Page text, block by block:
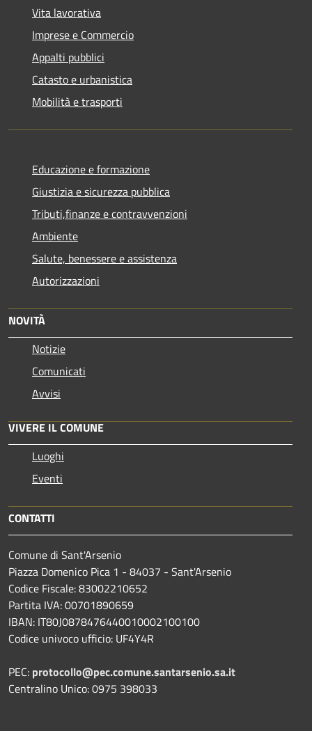
Vita lavorativa
Imprese e Commercio
Appalti pubblici
Catasto e urbanistica
Mobilità e trasporti
Educazione e formazione
Giustizia e sicurezza pubblica
Tributi,finanze e contravvenzioni
Ambiente
Salute, benessere e assistenza
Autorizzazioni
NOVITÀ
Notizie
Comunicati
Avvisi
VIVERE IL COMUNE
Luoghi
Eventi
CONTATTI
Comune di Sant'Arsenio
Piazza Domenico Pica 1 - 84037 - Sant'Arsenio
Codice Fiscale: 83002210652
Partita IVA: 00701890659
IBAN: IT80J0878476440010002100100
Codice univoco ufficio: UF4Y4R
PEC: protocollo@pec.comune.santarsenio.sa.it
Centralino Unico: 0975 398033